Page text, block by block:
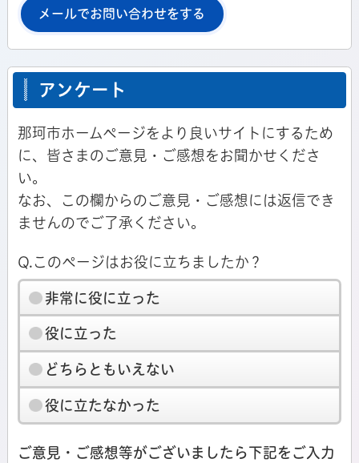
メールでお問い合わせをする
アンケート
那珂市ホームページをより良いサイトにするため
に、皆さまのご意見・ご感想をお聞かせくださ
い。
なお、この欄からのご意見・ご感想には返信でき
ませんのでご了承ください。
Q.このページはお役に立ちましたか？
非常に役に立った
役に立った
どちらともいえない
役に立たなかった
ご意見・ご感想等がございましたら下記をご入力